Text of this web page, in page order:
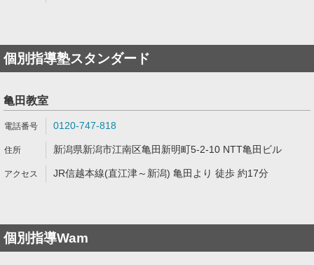
個別指導塾スタンダード
亀田教室
0120-747-818
新潟県新潟市江南区亀田新明町5-2-10 NTT亀田ビル
JR信越本線(直江津～新潟) 亀田より 徒歩 約17分
個別指導Wam